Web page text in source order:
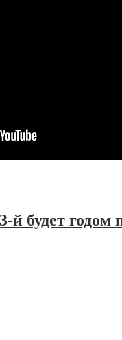
будет годом